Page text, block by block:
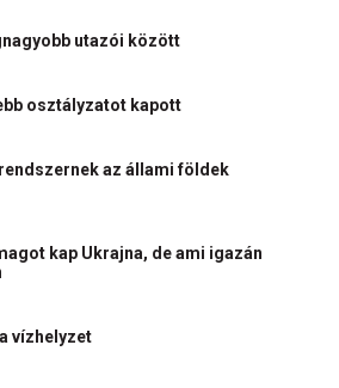
utazói között
osztályzatot kapott
az állami földek
kap Ukrajna, de ami igazán
vízhelyzet